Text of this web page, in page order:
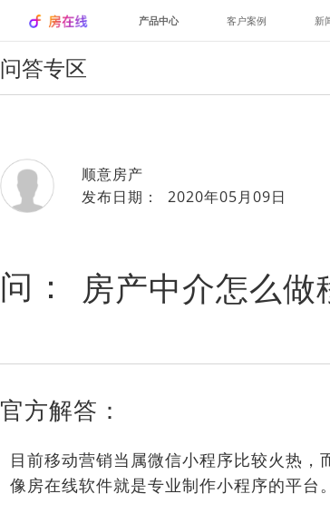
产品中心 客户案例 新
问答专区
顺意房产
发布日期： 2020年05月09日
问： 房产中介怎么做
官方解答：
目前移动营销当属微信小程序比较火热，
像房在线软件就是专业制作小程序的平台